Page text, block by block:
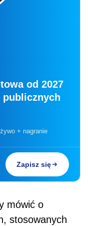
od 2027
publicznych
+ nagranie
Zapisz się
mówić o
stosowanych